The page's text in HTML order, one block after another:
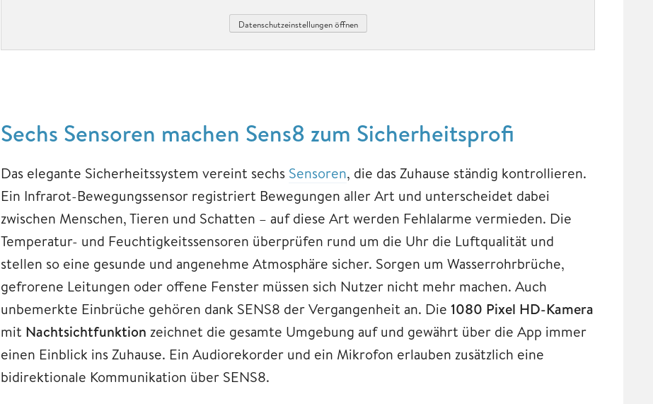
Datenschutzeinstellungen öffnen
Sechs Sensoren machen Sens8 zum Sicherheitsprofi
Das elegante Sicherheitssystem vereint sechs Sensoren, die das Zuhause ständig kontrollieren.
Ein Infrarot-Bewegungssensor registriert Bewegungen aller Art und unterscheidet dabei
zwischen Menschen, Tieren und Schatten – auf diese Art werden Fehlalarme vermieden. Die
Temperatur- und Feuchtigkeitssensoren überprüfen rund um die Uhr die Luftqualität und
stellen so eine gesunde und angenehme Atmosphäre sicher. Sorgen um Wasserrohrbrüche,
gefrorene Leitungen oder offene Fenster müssen sich Nutzer nicht mehr machen. Auch
unbemerkte Einbrüche gehören dank SENS8 der Vergangenheit an. Die 1080 Pixel HD-Kamera
mit Nachtsichtfunktion zeichnet die gesamte Umgebung auf und gewährt über die App immer
einen Einblick ins Zuhause. Ein Audiorekorder und ein Mikrofon erlauben zusätzlich eine
bidirektionale Kommunikation über SENS8.